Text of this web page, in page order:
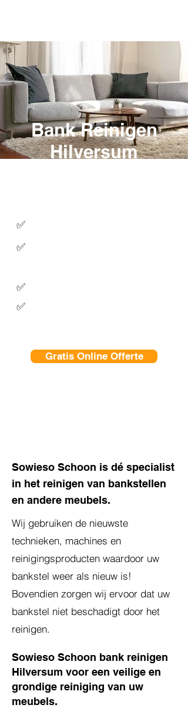
Bank Reinigen
Hilversum
✅
✅
✅
✅
Gratis Online Offerte
Sowieso Schoon is dé specialist
in het reinigen van bankstellen
en andere meubels.
Wij gebruiken de nieuwste
technieken, machines en
reinigingsproducten waardoor uw
bankstel weer als nieuw is!
Bovendien zorgen wij ervoor dat uw
bankstel niet beschadigt door het
reinigen.
Sowieso Schoon bank reinigen
Hilversum voor een veilige en
grondige reiniging van uw
meubels.